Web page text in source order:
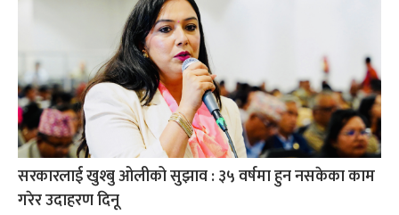
सरकारलाई खुश्बु ओलीको सुझाव : ३५ वर्षमा हुन नसकेका काम
गरेर उदाहरण दिनू